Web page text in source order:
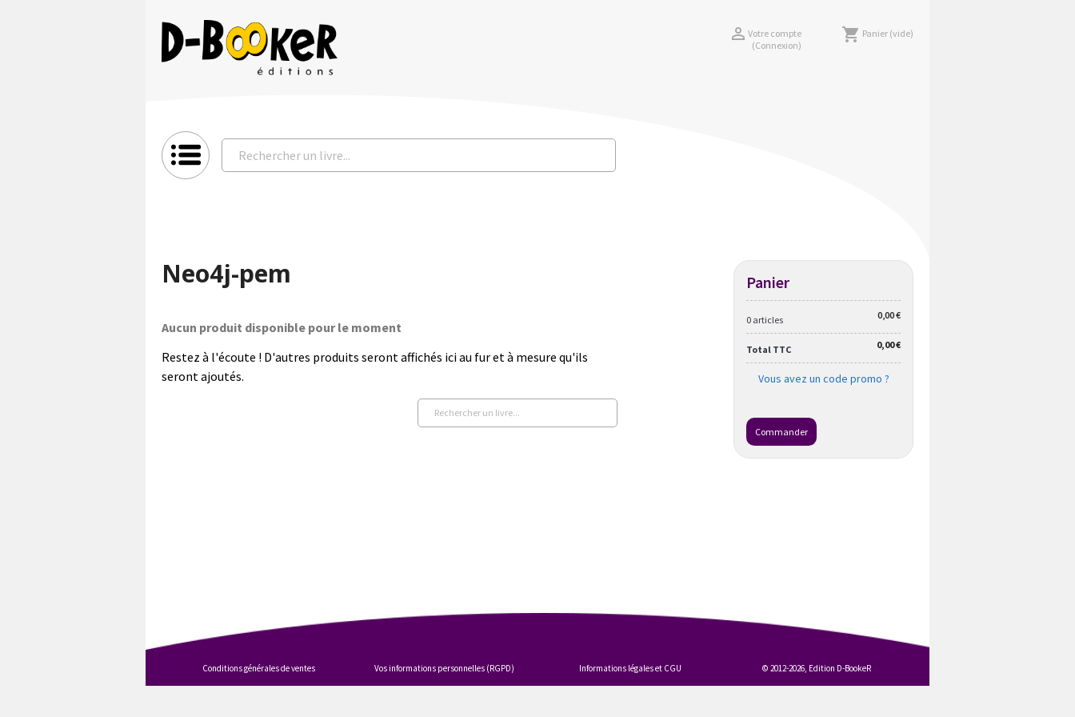
 Votre compte
(Connexion)
shopping_cart Panier (vide)
Neo4j-pem
Aucun produit disponible pour le moment
Restez à l'écoute ! D'autres produits seront affichés ici au fur et à mesure qu'ils
seront ajoutés.
Panier
0 articles 0,00 €
Total TTC 0,00 €
Vous avez un code promo ?
Commander
Conditions générales de ventes Vos informations personnelles (RGPD) Informations légales et CGU © 2012-2026, Edition D-BookeR